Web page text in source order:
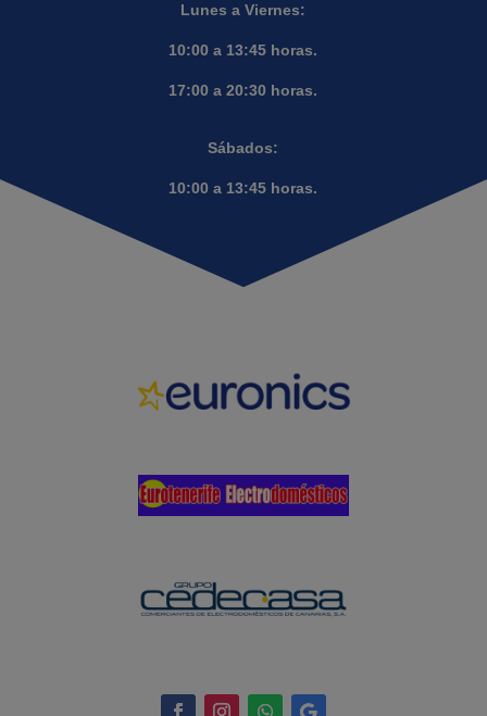
Lunes a Viernes:
10:00 a 13:45 horas.
17:00 a 20:30 horas.
Sábados:
10:00 a 13:45 horas.